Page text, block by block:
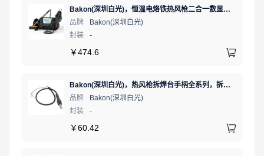
Bakon(深圳白光)，恒温电烙铁热风枪二合一数显可调温大功率无铅拆焊台，BK881（新老款交替发货）
品牌
Bakon(深圳白光)
封装
-
￥474.6
Bakon(深圳白光)，热风枪拆焊台手柄全系列，拆焊台手柄(联合蓝)，HF850D-853B
品牌
Bakon(深圳白光)
封装
-
￥60.42